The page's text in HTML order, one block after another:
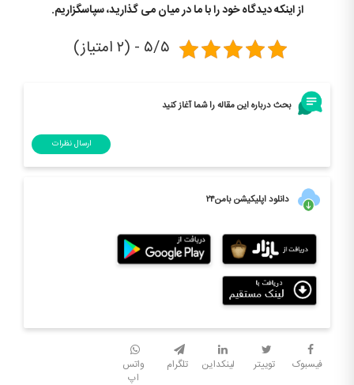
از اینکه دیدگاه خود را با ما در میان می گذارید، سپاسگزاریم.
۵/۵ - (۲ امتیاز)
بحث درباره این مقاله را شما آغاز کنید
ارسال نظرات
دانلود اپلیکیشن بامن۲۴
فیسبوک توییتر لینکداین تلگرام
واتس
اپ